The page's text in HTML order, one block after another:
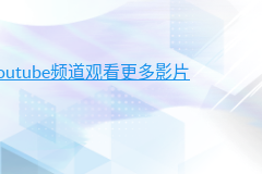
频道观看更多影片